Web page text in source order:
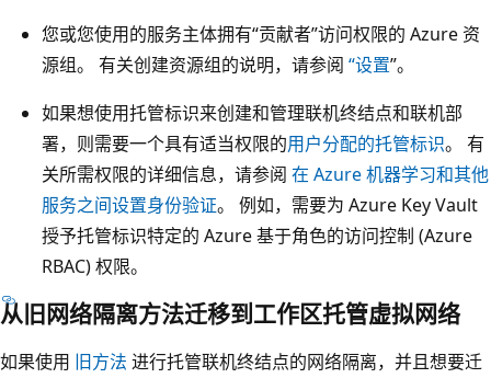
您或您使用的服务主体拥有“贡献者”访问权限的 Azure 资
源组。 有关创建资源组的说明，请参阅 “设置”。
如果想使用托管标识来创建和管理联机终结点和联机部
署，则需要一个具有适当权限的用户分配的托管标识。 有
关所需权限的详细信息，请参阅 在 Azure 机器学习和其他
服务之间设置身份验证。 例如，需要为 Azure Key Vault
授予托管标识特定的 Azure 基于角色的访问控制 (Azure
RBAC) 权限。
从旧网络隔离方法迁移到工作区托管虚拟网络
如果使用 旧方法 进行托管联机终结点的网络隔离，并且想要迁